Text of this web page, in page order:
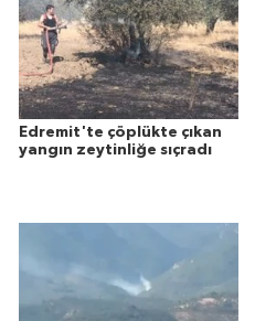
Edremit'te çöplükte çıkan
yangın zeytinliğe sıçradı